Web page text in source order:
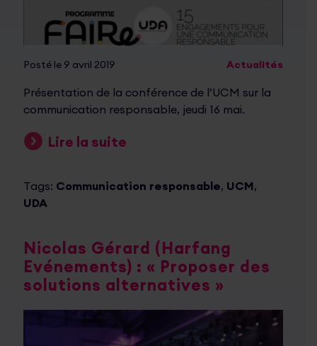
Posté le 9 avril 2019 Actualités
Présentation de la conférence de l’UCM sur la
communication responsable, jeudi 16 mai.
Lire la suite
Tags: Communication responsable, UCM,
UDA
Nicolas Gérard (Harfang
Evénements) : « Proposer des
solutions alternatives »